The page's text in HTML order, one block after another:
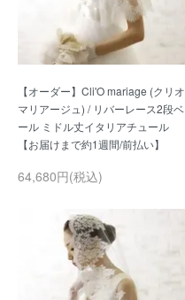
【オーダー】Cli'O mariage (クリオ
マリアージュ) / リバーレース2段ベ
ール ミドル丈イタリアチュール
64,680円(税込)